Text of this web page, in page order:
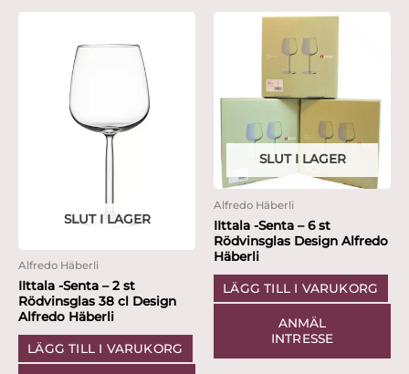
SLUT I LAGER
Alfredo Häberli
IIttala -Senta – 2 st
Rödvinsglas 38 cl Design
Alfredo Häberli
LÄGG TILL I VARUKORG
SLUT I LAGER
Alfredo Häberli
IIttala -Senta – 6 st
Rödvinsglas Design Alfredo
Häberli
LÄGG TILL I VARUKORG
ANMÄL
INTRESSE